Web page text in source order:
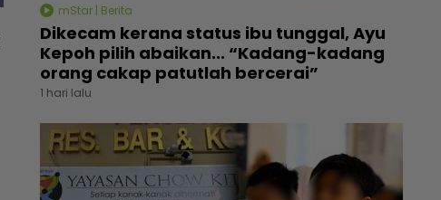
mStar | Berita
Dikecam kerana status ibu tunggal, Ayu
Kepoh pilih abaikan... “Kadang-kadang
orang cakap patutlah bercerai”
1 hari lalu